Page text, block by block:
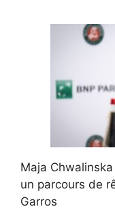
Maja
un parcours de
Garros